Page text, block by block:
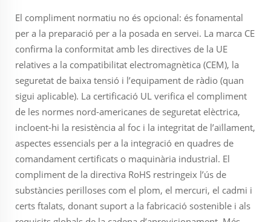
El compliment normatiu no és opcional: és fonamental
per a la preparació per a la posada en servei. La marca CE
confirma la conformitat amb les directives de la UE
relatives a la compatibilitat electromagnètica (CEM), la
seguretat de baixa tensió i l’equipament de ràdio (quan
sigui aplicable). La certificació UL verifica el compliment
de les normes nord-americanes de seguretat elèctrica,
incloent-hi la resistència al foc i la integritat de l’aïllament,
aspectes essencials per a la integració en quadres de
comandament certificats o maquinària industrial. El
compliment de la directiva RoHS restringeix l’ús de
substàncies perilloses com el plom, el mercuri, el cadmi i
certs ftalats, donant suport a la fabricació sostenible i als